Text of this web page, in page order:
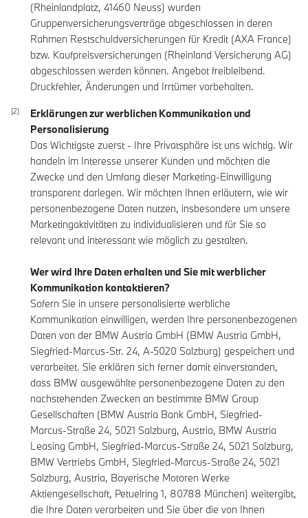
(Rheinlandplatz, 41460 Neuss) wurden
Gruppenversicherungsverträge abgeschlossen in deren
Rahmen Restschuldversicherungen für Kredit (AXA France)
bzw. Kaufpreisversicherungen (Rheinland Versicherung AG)
abgeschlossen werden können. Angebot freibleibend.
Druckfehler, Änderungen und Irrtümer vorbehalten.
Erklärungen zur werblichen Kommunikation und
Personalisierung
Das Wichtigste zuerst - Ihre Privatsphäre ist uns wichtig. Wir
handeln im Interesse unserer Kunden und möchten die
Zwecke und den Umfang dieser Marketing-Einwilligung
transparent darlegen. Wir möchten Ihnen erläutern, wie wir
personenbezogene Daten nutzen, insbesondere um unsere
Marketingaktivitäten zu individualisieren und für Sie so
relevant und interessant wie möglich zu gestalten.
Wer wird Ihre Daten erhalten und Sie mit werblicher
Kommunikation kontaktieren?
Sofern Sie in unsere personalisierte werbliche
Kommunikation einwilligen, werden Ihre personenbezogenen
Daten von der BMW Austria GmbH (BMW Austria GmbH,
Siegfried-Marcus-Str. 24, A-5020 Salzburg) gespeichert und
verarbeitet. Sie erklären sich ferner damit einverstanden,
dass BMW ausgewählte personenbezogene Daten zu den
nachstehenden Zwecken an bestimmte BMW Group
Gesellschaften (BMW Austria Bank GmbH, Siegfried-
Marcus-Straße 24, 5021 Salzburg, Austria, BMW Austria
Leasing GmbH, Siegfried-Marcus-Straße 24, 5021 Salzburg,
BMW Vertriebs GmbH, Siegfried-Marcus-Straße 24, 5021
Salzburg, Austria, Bayerische Motoren Werke
Aktiengesellschaft, Petuelring 1, 80788 München) weitergibt,
die Ihre Daten verarbeiten und Sie über die von Ihnen